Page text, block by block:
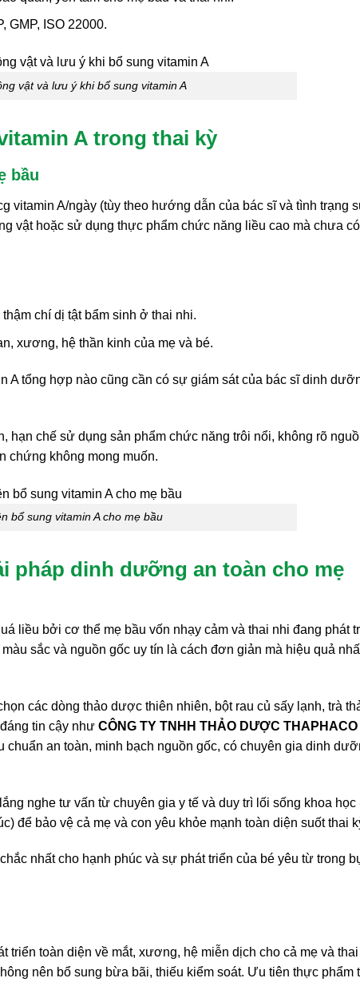
GMP, ISO 22000.
vật và lưu ý khi bổ sung vitamin A
A trong thai kỳ
bầu
vitamin A/ngày (tùy theo hướng dẫn của bác sĩ và tình trạng
vật hoặc sử dụng thực phẩm chức năng liều cao mà chưa
chí dị tật bẩm sinh ở thai nhi.
xương, hệ thần kinh của mẹ và bé.
A tổng hợp nào cũng cần có sự giám sát của bác sĩ dinh
hạn chế sử dụng sản phẩm chức năng trôi nổi, không rõ
chứng không mong muốn.
bổ sung vitamin A cho mẹ bầu
pháp dinh dưỡng an toàn cho mẹ
liều bởi cơ thể mẹ bầu vốn nhạy cảm và thai nhi đang phát
sắc và nguồn gốc uy tín là cách đơn giản mà hiệu quả
các dòng thảo dược thiên nhiên, bột rau củ sấy lạnh, trà
tin cậy như CÔNG TY TNHH THẢO DƯỢC THAPHACO
an toàn, minh bạch nguồn gốc, có chuyên gia dinh
nghe tư vấn từ chuyên gia y tế và duy trì lối sống khoa học
để bảo vệ cả mẹ và con yêu khỏe mạnh toàn diện suốt thai
nhất cho hạnh phúc và sự phát triển của bé yêu từ trong
triển toàn diện về mắt, xương, hệ miễn dịch cho cả mẹ và
nên bổ sung bừa bãi, thiếu kiểm soát. Ưu tiên thực phẩm